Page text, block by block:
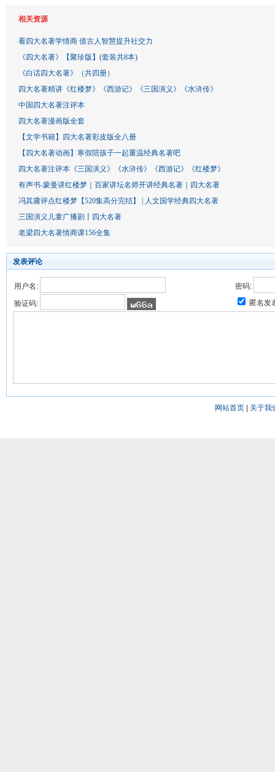
相关资源
看四大名著学情商 借古人智慧提升社交力
《四大名著》【聚珍版】(套装共8本)
《白话四大名著》（共四册）
四大名著精讲《红楼梦》《西游记》《三国演义》《水浒传》
中国四大名著注评本
四大名著漫画版全套
【文学书籍】四大名著彩皮版全八册
【四大名著动画】寒假陪孩子一起重温经典名著吧
四大名著注评本《三国演义》《水浒传》《西游记》《红楼梦》
有声书-蒙曼讲红楼梦｜百家讲坛名师开讲经典名著｜四大名著
冯其庸评点红楼梦【520集高分完结】 | 人文国学经典四大名著
三国演义儿童广播剧丨四大名著
老梁四大名著情商课156全集
发表评论
用户名:
密码:
验证码:
匿名发
网站首页| 关于我